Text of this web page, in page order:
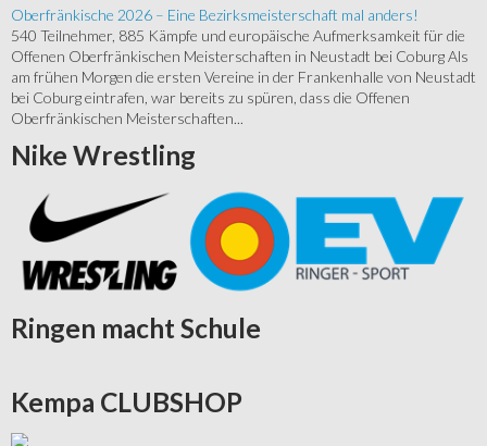
Oberfränkische 2026 – Eine Bezirksmeisterschaft mal anders!
540 Teilnehmer, 885 Kämpfe und europäische Aufmerksamkeit für die
Offenen Oberfränkischen Meisterschaften in Neustadt bei Coburg Als
am frühen Morgen die ersten Vereine in der Frankenhalle von Neustadt
bei Coburg eintrafen, war bereits zu spüren, dass die Offenen
Oberfränkischen Meisterschaften...
Nike Wrestling
Ringen macht Schule
Kempa CLUBSHOP